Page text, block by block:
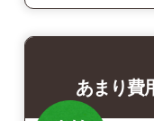
あまり費